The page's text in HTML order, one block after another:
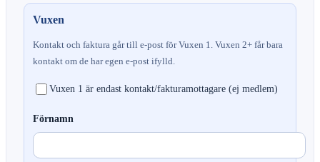
Vuxen
Kontakt och faktura går till e-post för Vuxen 1. Vuxen 2+ får bara
kontakt om de har egen e-post ifylld.
Vuxen 1 är endast kontakt/fakturamottagare (ej medlem)
Förnamn